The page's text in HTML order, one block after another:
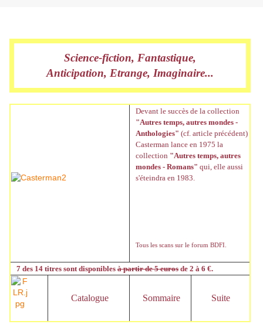
Science-fiction, Fantastique,
Anticipation, Etrange, Imaginaire...
Devant le succès de la collection
"Autres temps, autres mondes -
Anthologies" (cf. article précédent)
Casterman lance en 1975 la
collection "Autres temps, autres
mondes - Romans" qui, elle aussi
s'éteindra en 1983.
Tous les scans sur le forum BDFI.
7 des 14 titres sont disponibles à partir de 5 euros de 2 à 6 €.
Catalogue Sommaire Suite